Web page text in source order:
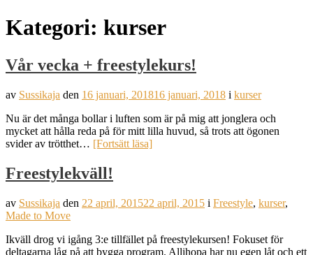
Kategori: kurser
Vår vecka + freestylekurs!
av Sussikaja den 16 januari, 201816 januari, 2018 i kurser
Nu är det många bollar i luften som är på mig att jonglera och
mycket att hålla reda på för mitt lilla huvud, så trots att ögonen
svider av trötthet… [Fortsätt läsa]
Freestylekväll!
av Sussikaja den 22 april, 201522 april, 2015 i Freestyle, kurser,
Made to Move
Ikväll drog vi igång 3:e tillfället på freestylekursen! Fokuset för
deltagarna låg på att bygga program. Allihopa har nu egen låt och ett